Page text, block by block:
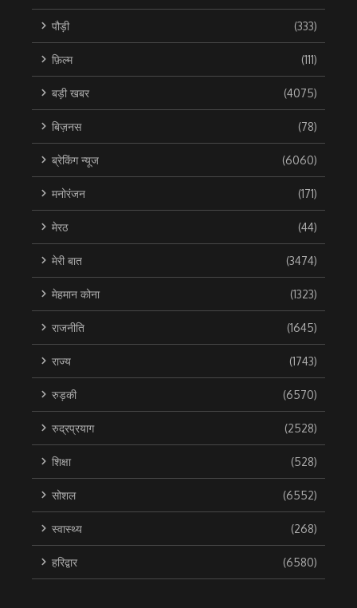
पौड़ी (333)
फ़िल्म (111)
बड़ी खबर (4075)
बिज़नस (78)
ब्रेकिंग न्यूज (6060)
मनोरंजन (171)
मेरठ (44)
मेरी बात (3474)
मेहमान कोना (1323)
राजनीति (1645)
राज्य (1743)
रुड़की (6570)
रुद्रप्रयाग (2528)
शिक्षा (528)
सोशल (6552)
स्वास्थ्य (268)
हरिद्वार (6580)